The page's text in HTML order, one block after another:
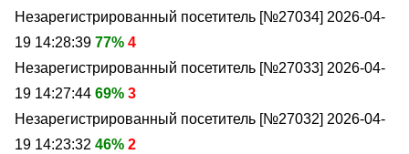
Незарегистрированный посетитель [№27034] 2026-04-
19 14:28:39 77% 4
Незарегистрированный посетитель [№27033] 2026-04-
19 14:27:44 69% 3
Незарегистрированный посетитель [№27032] 2026-04-
19 14:23:32 46% 2